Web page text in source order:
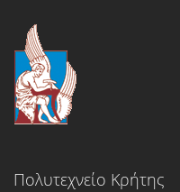
Πολυτεχνείο Κρήτης